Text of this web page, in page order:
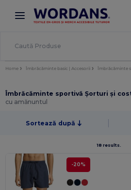
× Aplicația Wordans
Prețuri mai bune în aplicație!
Home Îmbrăcăminte basic | Accesorii Îmbrăcăminte
Îmbrăcăminte sportivă Șorturi și
cu amănuntul
Sortează după
18 results.
-20%